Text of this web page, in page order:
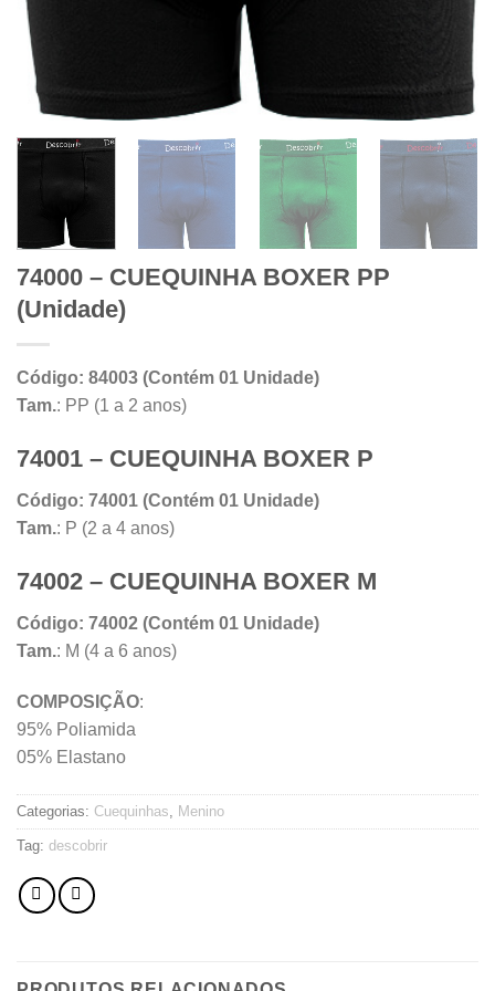
74000 – CUEQUINHA BOXER PP
(Unidade)
Código: 84003 (Contém 01 Unidade)
Tam.: PP (1 a 2 anos)
74001 – CUEQUINHA BOXER P
Código: 74001 (Contém 01 Unidade)
Tam.: P (2 a 4 anos)
74002 – CUEQUINHA BOXER M
Código: 74002 (Contém 01 Unidade)
Tam.: M (4 a 6 anos)
COMPOSIÇÃO:
95% Poliamida
05% Elastano
Categorias: Cuequinhas Menino
Tag: descobrir